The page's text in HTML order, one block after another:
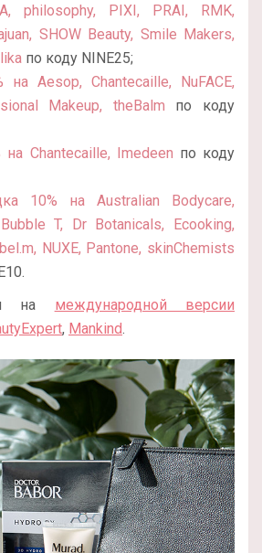
philosophy, PIXI, PRAI, RMK,
SHOW Beauty, Smile Makers,
по коду NINE25;
на Aesop, Chantecaille, NuFACE,
Makeup, theBalm по коду
Chantecaille, Imedeen по коду
10% на Australian Bodycare,
Bubble T, Dr Botanicals, Ecooking,
NUXE, Pantone, skinChemists
на международной версии
, Mankind.